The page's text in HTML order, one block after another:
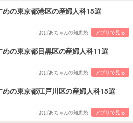
めの東京都港区の産婦人科15選
おばあちゃんの知恵袋 アプリで見る
めの東京都目黒区の産婦人科11選
おばあちゃんの知恵袋 アプリで見る
めの東京都江戸川区の産婦人科15選
おばあちゃんの知恵袋 アプリで見る